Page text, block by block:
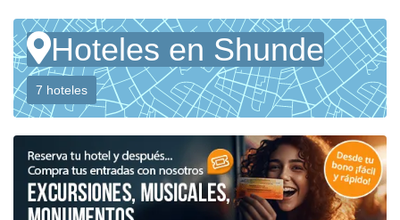
Hoteles en Shunde
7 hoteles